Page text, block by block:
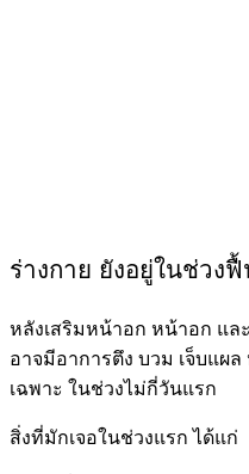
ร่างกาย ยังอยู่ในช่วง
หลังเสริมหน้าอก หน้าอก แล
อาจมีอาการตึง บวม เจ็บแผ
เฉพาะ ในช่วงไม่กี่วันแรก
สิ่งที่มักเจอในช่วงแรก ได้แก่